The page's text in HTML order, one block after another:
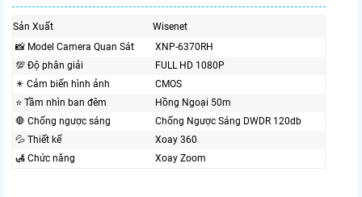
Sản Xuất
Wisenet
📸 Model Camera Quan Sát
XNP-6370RH
💯 Độ phân giải
FULL HD 1080P
✴️ Cảm biến hình ảnh
CMOS
⭐ Tầm nhìn ban đêm
Hồng Ngoại 50m
🛑 Chống ngược sáng
Chống Ngược Sáng DWDR 120db
💦 Thiết kế
Xoay 360
🛃 Chức năng
Xoay Zoom